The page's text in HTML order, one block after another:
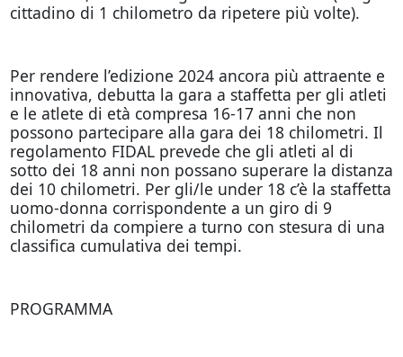
cittadino di 1 chilometro da ripetere più volte).
Per rendere l’edizione 2024 ancora più attraente e
innovativa, debutta la gara a staffetta per gli atleti
e le atlete di età compresa 16-17 anni che non
possono partecipare alla gara dei 18 chilometri. Il
regolamento FIDAL prevede che gli atleti al di
sotto dei 18 anni non possano superare la distanza
dei 10 chilometri. Per gli/le under 18 c’è la staffetta
uomo-donna corrispondente a un giro di 9
chilometri da compiere a turno con stesura di una
classifica cumulativa dei tempi.
PROGRAMMA